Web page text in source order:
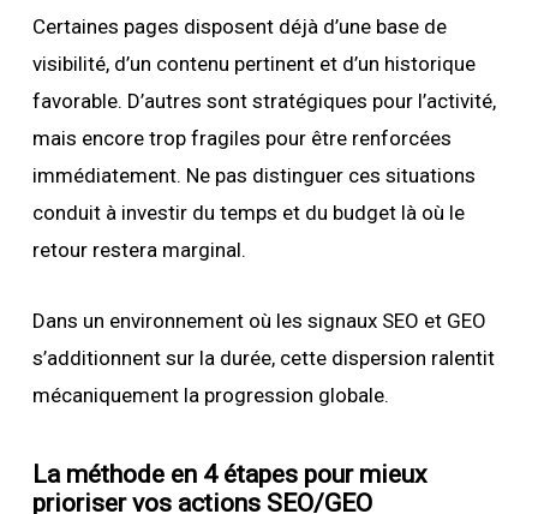
Certaines pages disposent déjà d’une base de
visibilité, d’un contenu pertinent et d’un historique
favorable. D’autres sont stratégiques pour l’activité,
mais encore trop fragiles pour être renforcées
immédiatement. Ne pas distinguer ces situations
conduit à investir du temps et du budget là où le
retour restera marginal.
Dans un environnement où les signaux SEO et GEO
s’additionnent sur la durée, cette dispersion ralentit
mécaniquement la progression globale.
La méthode en 4 étapes pour mieux
prioriser vos actions SEO/GEO